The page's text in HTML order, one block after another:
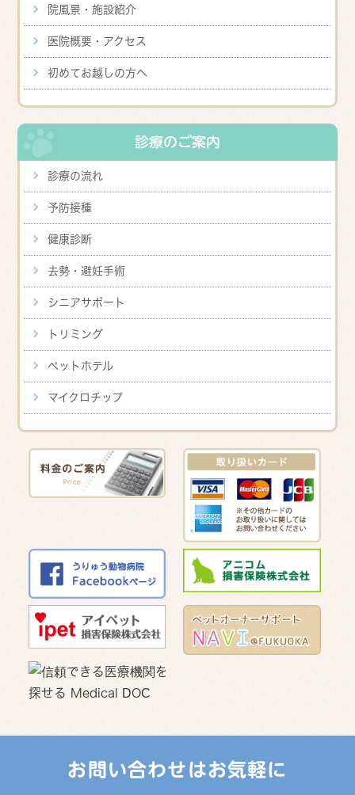
院風景・施設紹介
医院概要・アクセス
初めてお越しの方へ
診療のご案内
診療の流れ
予防接種
健康診断
去勢・避妊手術
シニアサポート
トリミング
ペットホテル
マイクロチップ
お問い合わせはお気軽に